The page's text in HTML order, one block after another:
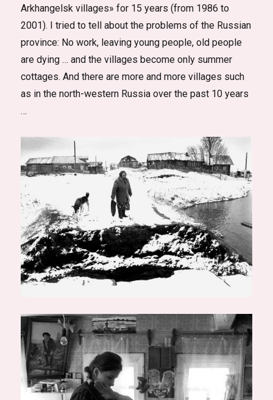
Arkhangelsk villages» for 15 years (from 1986 to
2001). I tried to tell about the problems of the Russian
province: No work, leaving young people, old people
are dying … and the villages become only summer
cottages. And there are more and more villages such
as in the north-western Russia over the past 10 years
…